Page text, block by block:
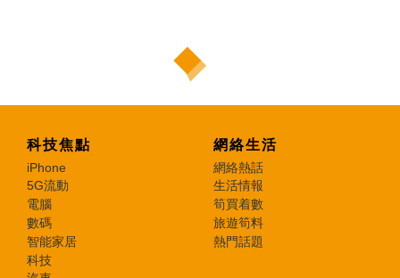
科技焦點
iPhone
5G流動
電腦
數碼
智能家居
科技
網絡生活
網絡熱話
生活情報
筍買着數
旅遊筍料
熱門話題